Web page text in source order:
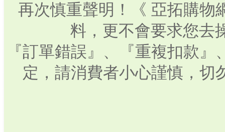
再次慎重聲明！《 亞拓購物
料，更不會要求您去
『訂單錯誤』、『重複扣款
定，請消費者小心謹慎，切